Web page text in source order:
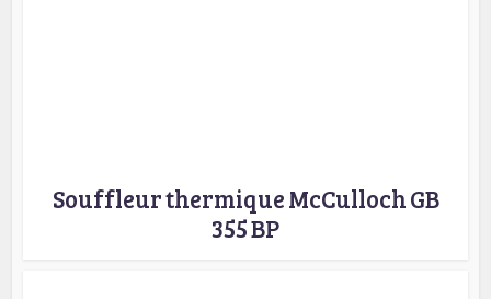
Souffleur thermique McCulloch GB
355 BP